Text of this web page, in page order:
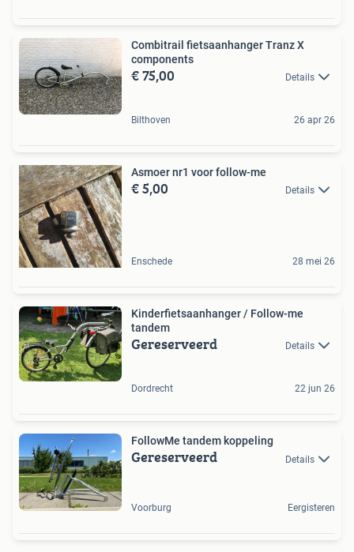
Combitrail fietsaanhanger Tranz X
components
€ 75,00 Details
Bilthoven 26 apr 26
Asmoer nr1 voor follow-me
€ 5,00 Details
Enschede 28 mei 26
Kinderfietsaanhanger / Follow-me
tandem
Gereserveerd Details
Dordrecht 22 jun 26
FollowMe tandem koppeling
Gereserveerd Details
Voorburg Eergisteren